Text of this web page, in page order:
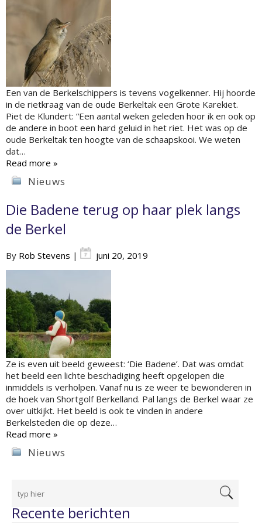
Een van de Berkelschippers is tevens vogelkenner. Hij hoorde
in de rietkraag van de oude Berkeltak een Grote Karekiet.
Piet de Klundert: “Een aantal weken geleden hoor ik en ook op
de andere in boot een hard geluid in het riet. Het was op de
oude Berkeltak ten hoogte van de schaapskooi. We weten
dat…
Read more »
Nieuws
Die Badene terug op haar plek langs
de Berkel
By Rob Stevens | juni 20, 2019
Ze is even uit beeld geweest: ‘Die Badene’. Dat was omdat
het beeld een lichte beschadiging heeft opgelopen die
inmiddels is verholpen. Vanaf nu is ze weer te bewonderen in
de hoek van Shortgolf Berkelland. Pal langs de Berkel waar ze
over uitkijkt. Het beeld is ook te vinden in andere
Berkelsteden die op deze…
Read more »
Nieuws
Recente berichten